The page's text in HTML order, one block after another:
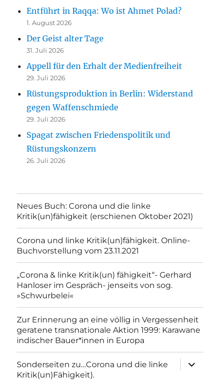
Entführt in Raqqa: Wo ist Ahmet Polad?
1. August 2026
Der Geist alter Tage
31. Juli 2026
Appell für den Erhalt der Medienfreiheit
29. Juli 2026
Rüstungsproduktion in Berlin: Widerstand
gegen Waffenschmiede
29. Juli 2026
Spagat zwischen Friedenspolitik und
Rüstungskonzern
26. Juli 2026
Neues Buch: Corona und die linke
Kritik(un)fähigkeit (erschienen Oktober 2021)
Corona und linke Kritik(un)fähigkeit. Online-
Buchvorstellung vom 23.11.2021
„Corona & linke Kritik(un) fähigkeit“- Gerhard
Hanloser im Gespräch- jenseits von sog.
»Schwurbelei«
Zur Erinnerung an eine völlig in Vergessenheit
geratene transnationale Aktion 1999: Karawane
indischer Bauer*innen in Europa
Sonderseiten zu…Corona und die linke
Kritik(un)Fähigkeit).
anzeigen